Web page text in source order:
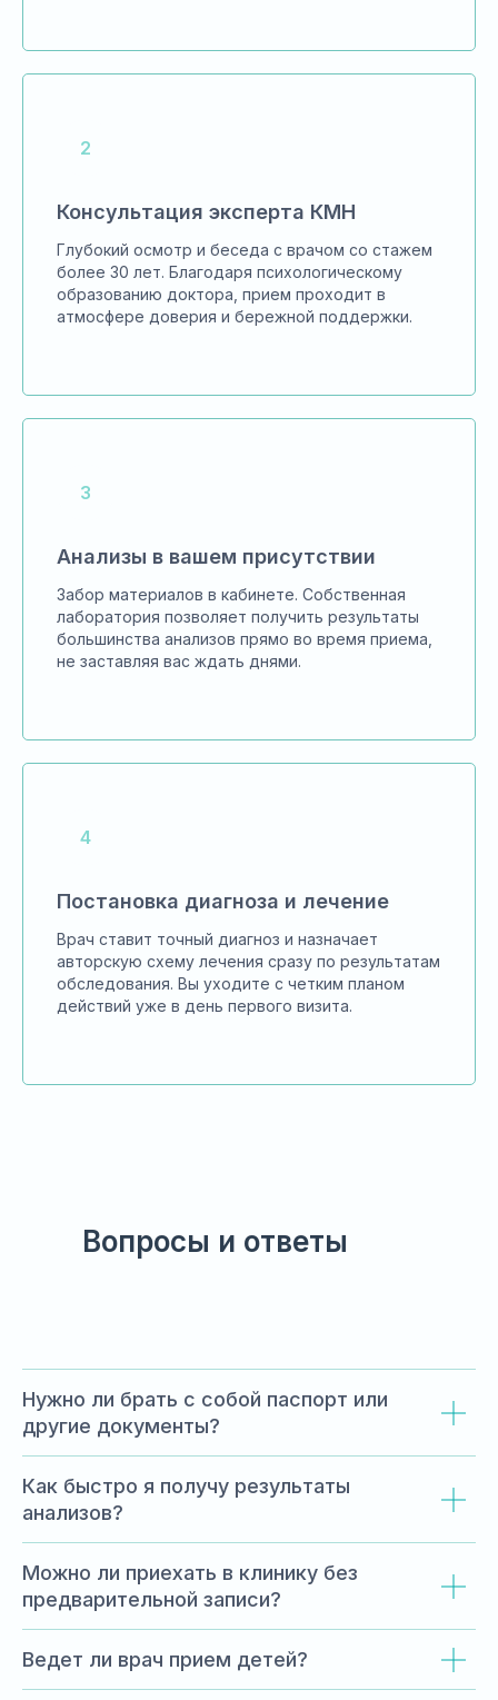
Консультация эксперта КМН
Глубокий осмотр и беседа с врачом со стажем
более 30 лет. Благодаря психологическому
образованию доктора, прием проходит в
атмосфере доверия и бережной поддержки.
Анализы в вашем присутствии
Забор материалов в кабинете. Собственная
лаборатория позволяет получить результаты
большинства анализов прямо во время приема,
не заставляя вас ждать днями.
Постановка диагноза и лечение
Врач ставит точный диагноз и назначает
авторскую схему лечения сразу по результатам
обследования. Вы уходите с четким планом
действий уже в день первого визита.
Вопросы и ответы
Нужно ли брать с собой паспорт или
другие документы?
Как быстро я получу результаты
анализов?
Можно ли приехать в клинику без
предварительной записи?
Ведет ли врач прием детей?